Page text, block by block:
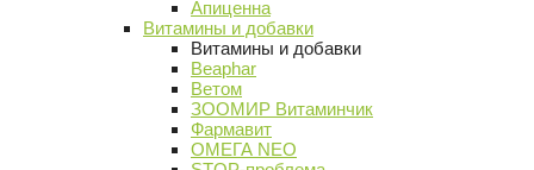
Апиценна
Витамины и добавки
Витамины и добавки
Beaphar
Ветом
ЗООМИР Витаминчик
Фармавит
ОМЕГА NEO